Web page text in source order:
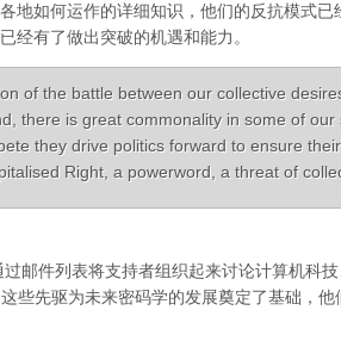
地如何运作的详细知识，他们的反抗模式
经有了做出突破的机遇和能力。
of the battle between our collective
there is great commonality in some of our
they drive politics forward to ensure
Right, a powerword, a threat of
邮件列表将支持者组织起来讨论计算机科
些先驱为未来密码学的发展奠定了基础，他